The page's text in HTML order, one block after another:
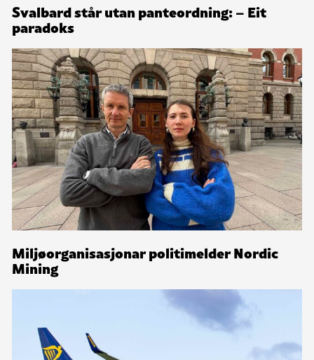
Svalbard står utan panteordning: – Eit
paradoks
Miljøorganisasjonar politimelder Nordic
Mining